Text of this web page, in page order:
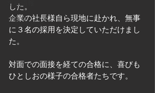
求職情報
プレリリース
した。
企業の社長様自ら現地に赴かれ、無事
に３名の採用を決定していただけまし
た。
対面での面接を経ての合格に、喜びも
ひとしおの様子の合格者たちです。